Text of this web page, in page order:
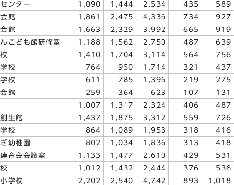
ンター 1,090 1,444 2,534 435 589
館 1,861 2,475 4,336 734 927
館 1,663 2,329 3,992 665 919
こども館研修室 1,188 1,562 2,750 487 639
1,410 1,704 3,114 564 756
校 764 950 1,714 321 437
校 611 785 1,396 219 275
館 259 364 623 107 131
1,007 1,317 2,324 406 487
生館 1,437 1,875 3,312 559 726
校 864 1,089 1,953 318 416
幼稚園 802 1,034 1,836 313 418
合会会議室 1,133 1,477 2,610 429 531
1,012 1,432 2,444 376 536
学校 2,202 2,540 4,742 893 1,018